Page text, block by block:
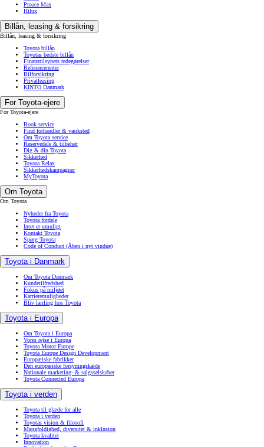
Proace Max
Hilux
Billån, leasing & forsikring
Billån, leasing & forsikring
Toyota billån
Toyotas bedste billån
Finanstilsynets redegørelser
Referencerenter
Bilforsikring
Privatleasing
KINTO Danmark
For Toyota-ejere
For Toyota-ejere
Book service
Find forhandler & værksted
Om Toyota service
Reservedele & tilbehør
Dig & din Toyota
Sikkerhed
Toyota Relax
Sikkerhedskampagner
MyToyota
Om Toyota
Om Toyota
Nyheder fra Toyota
Toyota fordele
Intet er umuligt
Kontakt Toyota
Spørg Toyota
Code of Conduct (Åben i nyt vindue)
Toyota i Danmark
Om Toyota Danmark
Kundetilfredshed
Fokus på miljøet
Karrieremuligheder
Bliv lærling hos Toyota
Toyota i Europa
Om Toyota i Europa
Vores rejse i Europa
Toyota Motor Europe
Toyota Europe Design Development
Europæiske fabrikker
Den europæiske forsyningskæde
Nationale marketing- & salgsselskaber
Toyota Connected Europa
Toyota i verden
Toyota til glæde for alle
Toyota i verden
Toyotas vision & filosofi
Mangfoldighed, diversitet & inklusion
Toyota kvalitet
Innovation